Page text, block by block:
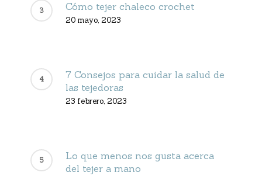
Cómo tejer chaleco crochet
20 mayo, 2023
7 Consejos para cuidar la salud de
las tejedoras
23 febrero, 2023
Lo que menos nos gusta acerca
del tejer a mano